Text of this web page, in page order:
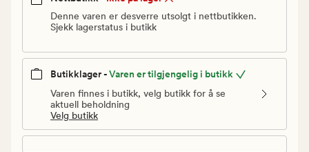
Denne varen er desverre utsolgt i nettbutikken.
Sjekk lagerstatus i butikk
Butikklager -Varen er tilgjengelig i butikk
Varen finnes i butikk, velg butikk for å se
aktuell beholdning
Velg butikk